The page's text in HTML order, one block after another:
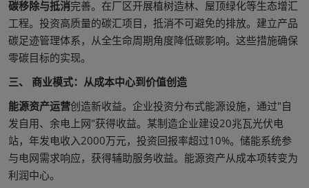
碳移除与抵消完善。在厂区开展植树造林、屋顶绿化等生态增汇
工程。投资高质量的碳汇项目，抵消不可避免的排放。建立产品
碳足迹管理体系，从全生命周期角度降低碳影响。这些措施确保
零碳目标的实现。
三、 商业模式：从成本中心到价值创造
能源资产运营创造新收益。企业投资分布式能源设施，通过"自
发自用、余电上网"获得收益。某制造企业建设20兆瓦光伏电
站，年发电收入2000万元，投资回报率超过10%。储能系统参
与电网需求响应，获得辅助服务收益。能源资产从成本项转变为
利润中心。